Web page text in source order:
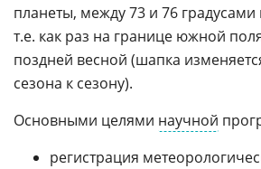
планеты, между 73 и 76
т.е. как раз на границе южной
поздней весной (шапка
сезона к сезону).
Основными целями научной
регистрация